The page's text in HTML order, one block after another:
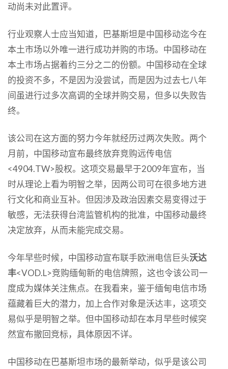
动尚未对此置评。
行业观察人士应当知道，巴基斯坦是中国移动迄今在
本土市场以外唯一进行成功并购的市场。中国移动在
本土市场占据着约三分之二的份额。中国移动在全球
的投资不多，不是因为没尝试，而是因为过去七八年
间虽进行过多次高调的全球并购交易，但多以失败告
终。
该公司在这方面的努力今年就经历过两次失败。两个
月前，中国移动宣布最终放弃竞购远传电信
<4904.TW>股权。这项交易最早于2009年宣布，当
时从理论上看为明智之举，因两公司可在很多地方进
行文化和商业互补。但因涉及政治因素交易变得过于
敏感，无法获得台湾监管机构的批准，中国移动最终
决定放弃，从而未能完成交易。
今年早些时候，中国移动宣布联手欧洲电信巨头沃达
丰<VOD.L>竞购缅甸新的电信牌照，这也令该公司一
度成为媒体关注焦点。在我看来，鉴于缅甸电信市场
蕴藏着巨大的潜力，加上合作对象是沃达丰，这项交
易似乎是明智之举。但中国移动却在本月早些时候突
然宣布撤回竞标，具体原因不详。
中国移动在巴基斯坦市场的最新举动，似乎是该公司